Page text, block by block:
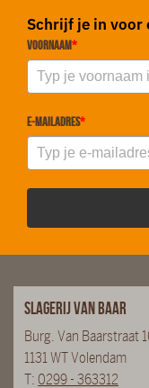
Schrijf je in voor
Voornaam*
E-mailadres*
Slagerij van Baar
Burg. Van Baarstraat
1131 WT Volendam
T: 0299 - 363312